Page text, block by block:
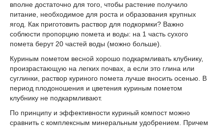
вполне достаточно для того, чтобы растение получило
питание, необходимое для роста и образования крупных
ягод. Как приготовить раствор для подкормки? Важно
соблюсти пропорцию помета и воды: на 1 часть сухого
помета берут 20 частей воды (можно больше).
Куриным пометом весной хорошо подкармливать клубнику,
произрастающую на легких почвах, а если это глина или
суглинки, раствор куриного помета лучше вносить осенью. В
период плодоношения и цветения куриным пометом
клубнику не подкармливают.
По принципу и эффективности куриный компост можно
сравнить с комплексным минеральным удобрением. Причем